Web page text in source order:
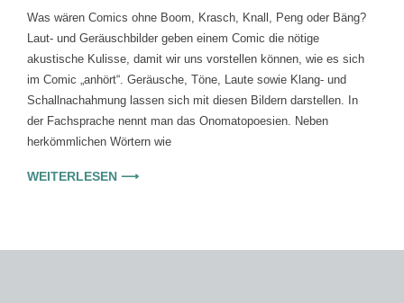
Was wären Comics ohne Boom, Krasch, Knall, Peng oder Bäng?
Laut- und Geräuschbilder geben einem Comic die nötige
akustische Kulisse, damit wir uns vorstellen können, wie es sich
im Comic „anhört“. Geräusche, Töne, Laute sowie Klang- und
Schallnachahmung lassen sich mit diesen Bildern darstellen. In
der Fachsprache nennt man das Onomatopoesien. Neben
herkömmlichen Wörtern wie
WEITERLESEN ⟶